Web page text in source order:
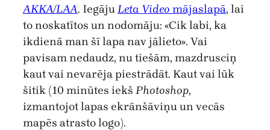
AKKA/LAA. IegājuLeta Video mājaslapā, lai
to noskatītos un nodomāju: «Cik labi, ka
ikdienā man šī lapa nav jālieto». Vai
pavisam nedaudz, nu tiešām, mazdrusciņ
kaut vai nevarēja piestrādāt. Kaut vai lūk
šitik (10 minūtes iekš Photoshop,
izmantojot lapas ekrānšāviņu un vecās
mapēs atrasto logo).